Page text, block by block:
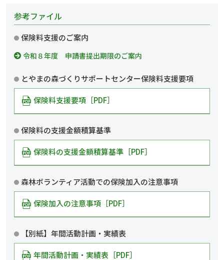
参考ファイル
保険料支援のご案内
令和８年度 申請書提出期限のご案内
とやまの森づくりサポートセンター保険料支援要項
保険料支援要項［PDF］
保険料の支援金額積算基準
保険料の支援金額積算基準［PDF］
森林ボランティア活動での保険加入の注意事項
保険加入の注意事項［PDF］
【別紙】年間活動計画・実績表
年間活動計画・実績表［PDF］